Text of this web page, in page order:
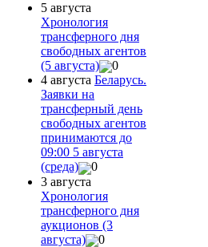
5 августа
Хронология
трансферного дня
свободных агентов
(5 августа)
0
4 августа Беларусь.
Заявки на
трансферный день
свободных агентов
принимаются до
09:00 5 августа
(среда)
0
3 августа
Хронология
трансферного дня
аукционов (3
августа)
0